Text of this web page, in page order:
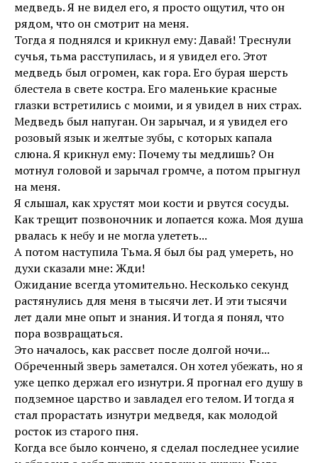
медведь. Я не видел его, я просто ощутил, что он
рядом, что он смотрит на меня.
Тогда я поднялся и крикнул ему: Давай! Треснули
сучья, тьма расступилась, и я увидел его. Этот
медведь был огромен, как гора. Его бурая шерсть
блестела в свете костра. Его маленькие красные
глазки встретились с моими, и я увидел в них страх.
Медведь был напуган. Он зарычал, и я увидел его
розовый язык и желтые зубы, с которых капала
слюна. Я крикнул ему: Почему ты медлишь? Он
мотнул головой и зарычал громче, а потом прыгнул
на меня.
Я слышал, как хрустят мои кости и рвутся сосуды.
Как трещит позвоночник и лопается кожа. Моя душа
рвалась к небу и не могла улететь...
А потом наступила Тьма. Я был бы рад умереть, но
духи сказали мне: Жди!
Ожидание всегда утомительно. Несколько секунд
растянулись для меня в тысячи лет. И эти тысячи
лет дали мне опыт и знания. И тогда я понял, что
пора возвращаться.
Это началось, как рассвет после долгой ночи...
Обреченный зверь заметался. Он хотел убежать, но я
уже цепко держал его изнутри. Я прогнал его душу в
подземное царство и завладел его телом. И тогда я
стал прорастать изнутри медведя, как молодой
росток из старого пня.
Когда все было кончено, я сделал последнее усилие